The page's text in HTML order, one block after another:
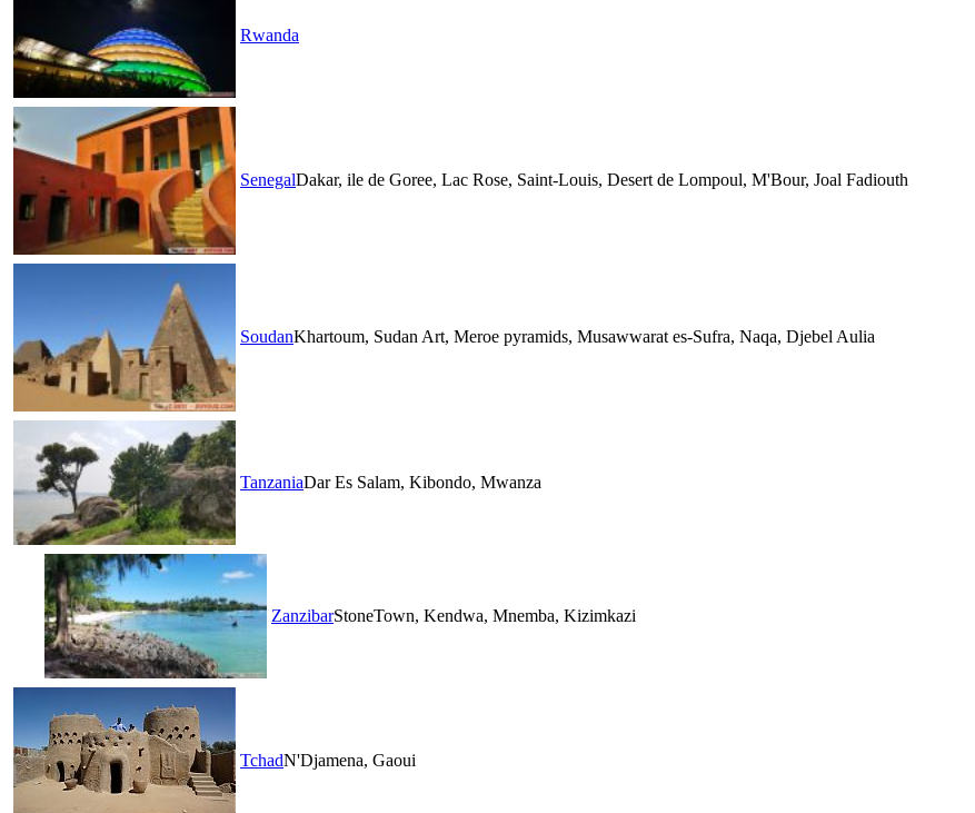
Rwanda
SenegalDakar, ile de Goree, Lac Rose, Saint-Louis, Desert de Lompoul, M'Bour, Joal Fadiouth
SoudanKhartoum, Sudan Art, Meroe pyramids, Musawwarat es-Sufra, Naqa, Djebel Aulia
TanzaniaDar Es Salam, Kibondo, Mwanza
ZanzibarStoneTown, Kendwa, Mnemba, Kizimkazi
TchadN'Djamena, Gaoui